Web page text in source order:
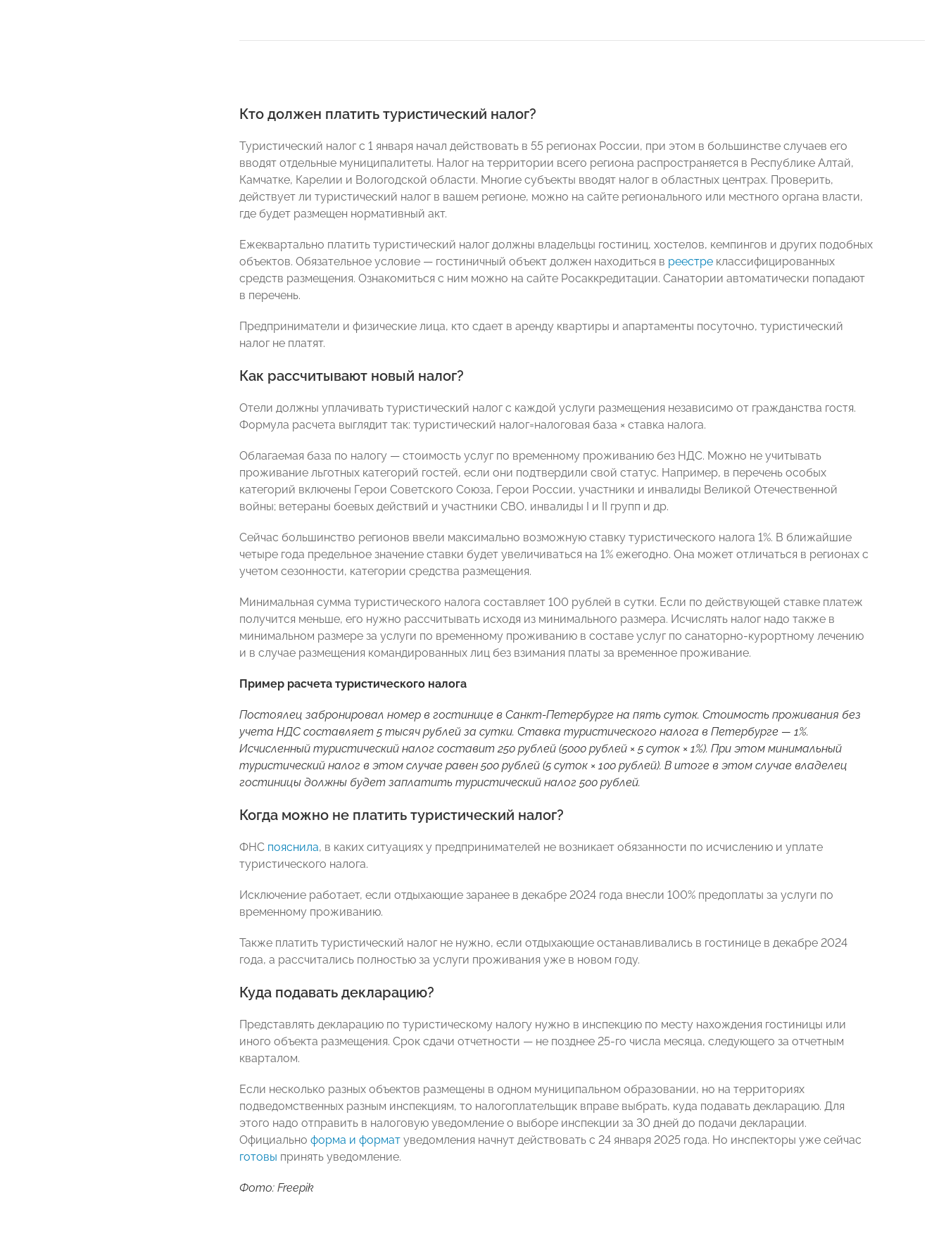
Кто должен платить туристический налог?
Туристический налог с 1 января начал действовать в 55 регионах России, при этом в большинстве случаев его
вводят отдельные муниципалитеты. Налог на территории всего региона распространяется в Республике Алтай,
Камчатке, Карелии и Вологодской области. Многие субъекты вводят налог в областных центрах. Проверить,
действует ли туристический налог в вашем регионе, можно на сайте регионального или местного органа власти,
где будет размещен нормативный акт.
Ежеквартально платить туристический налог должны владельцы гостиниц, хостелов, кемпингов и других подобных
объектов. Обязательное условие — гостиничный объект должен находиться в реестре классифицированных
средств размещения. Ознакомиться с ним можно на сайте Росаккредитации. Санатории автоматически попадают
в перечень.
Предприниматели и физические лица, кто сдает в аренду квартиры и апартаменты посуточно, туристический
налог не платят.
Как рассчитывают новый налог?
Отели должны уплачивать туристический налог с каждой услуги размещения независимо от гражданства гостя.
Формула расчета выглядит так: туристический налог=налоговая база × ставка налога.
Облагаемая база по налогу — стоимость услуг по временному проживанию без НДС. Можно не учитывать
проживание льготных категорий гостей, если они подтвердили свой статус. Например, в перечень особых
категорий включены Герои Советского Союза, Герои России, участники и инвалиды Великой Отечественной
войны; ветераны боевых действий и участники СВО, инвалиды I и II групп и др.
Сейчас большинство регионов ввели максимально возможную ставку туристического налога 1%. В ближайшие
четыре года предельное значение ставки будет увеличиваться на 1% ежегодно. Она может отличаться в регионах с
учетом сезонности, категории средства размещения.
Минимальная сумма туристического налога составляет 100 рублей в сутки. Если по действующей ставке платеж
получится меньше, его нужно рассчитывать исходя из минимального размера. Исчислять налог надо также в
минимальном размере за услуги по временному проживанию в составе услуг по санаторно-курортному лечению
и в случае размещения командированных лиц без взимания платы за временное проживание.
Пример расчета туристического налога
Постоялец забронировал номер в гостинице в Санкт-Петербурге на пять суток. Стоимость проживания без
учета НДС составляет 5 тысяч рублей за сутки. Ставка туристического налога в Петербурге — 1%.
Исчисленный туристический налог составит 250 рублей (5000 рублей × 5 суток × 1%). При этом минимальный
туристический налог в этом случае равен 500 рублей (5 суток × 100 рублей). В итоге в этом случае владелец
гостиницы должны будет заплатить туристический налог 500 рублей.
Когда можно не платить туристический налог?
ФНС пояснила, в каких ситуациях у предпринимателей не возникает обязанности по исчислению и уплате
туристического налога.
Исключение работает, если отдыхающие заранее в декабре 2024 года внесли 100% предоплаты за услуги по
временному проживанию.
Также платить туристический налог не нужно, если отдыхающие останавливались в гостинице в декабре 2024
года, а рассчитались полностью за услуги проживания уже в новом году.
Куда подавать декларацию?
Представлять декларацию по туристическому налогу нужно в инспекцию по месту нахождения гостиницы или
иного объекта размещения. Срок сдачи отчетности — не позднее 25-го числа месяца, следующего за отчетным
кварталом.
Если несколько разных объектов размещены в одном муниципальном образовании, но на территориях
подведомственных разным инспекциям, то налогоплательщик вправе выбрать, куда подавать декларацию. Для
этого надо отправить в налоговую уведомление о выборе инспекции за 30 дней до подачи декларации.
Официально форма и формат уведомления начнут действовать с 24 января 2025 года. Но инспекторы уже сейчас
готовы принять уведомление.
Фото: Freepik